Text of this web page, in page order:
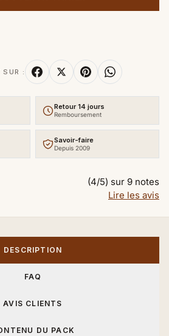
SUR :
Retour 14 jours
Remboursement
Savoir-faire
Depuis 2009
(4/5) sur 9 notes
Lire les avis
DESCRIPTION
FAQ
AVIS CLIENTS
DU PACK